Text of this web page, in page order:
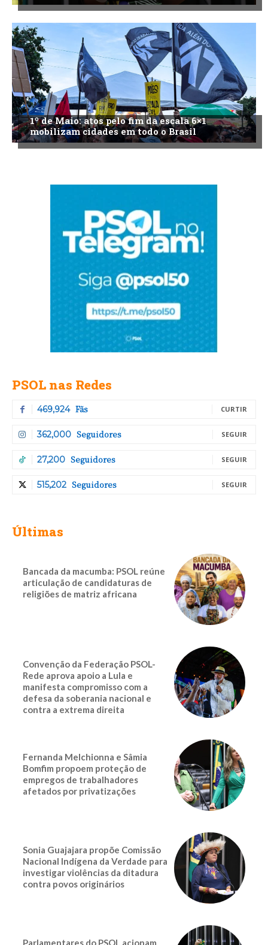
1º de Maio: atos pelo fim da escala 6×1
mobilizam cidades em todo o Brasil
PSOL nas Redes
469,924 Fãs CURTIR
362,000 Seguidores SEGUIR
27,200 Seguidores SEGUIR
515,202 Seguidores SEGUIR
Últimas
Bancada da macumba: PSOL reúne
articulação de candidaturas de
religiões de matriz africana
Convenção da Federação PSOL-
Rede aprova apoio a Lula e
manifesta compromisso com a
defesa da soberania nacional e
contra a extrema direita
Fernanda Melchionna e Sâmia
Bomfim propoem proteção de
empregos de trabalhadores
afetados por privatizações
Sonia Guajajara propõe Comissão
Nacional Indígena da Verdade para
investigar violências da ditadura
contra povos originários
Parlamentares do PSOL acionam